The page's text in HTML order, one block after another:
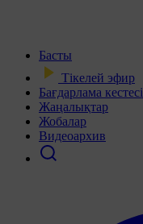
Басты
Тікелей эфир
Бағдарлама кестесі
Жаңалықтар
Жобалар
Видеоархив